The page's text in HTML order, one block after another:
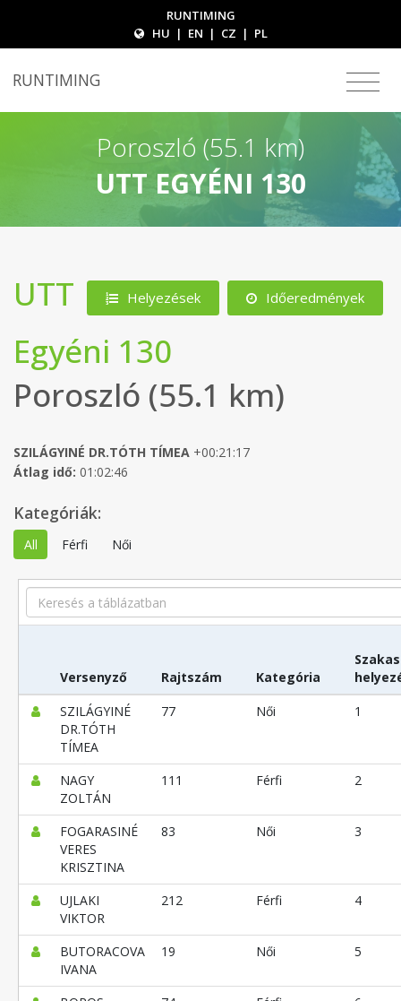
RUNTIMING
HU | EN | CZ | PL
RUNTIMING
Poroszló (55.1 km)
UTT EGYÉNI 130
Helyezések Időeredmények
UTT
Egyéni 130
Poroszló (55.1 km)
SZILÁGYINÉ DR.TÓTH TÍMEA +00:21:17
Átlag idő: 01:02:46
Kategóriák:
All Férfi Női
Search
Versenyző Rajtszám Kategória
SZILÁGYINÉ
DR.TÓTH
TÍMEA
77 Női 1
NAGY
ZOLTÁN
111 Férfi 2
FOGARASINÉ
VERES
KRISZTINA
83 Női 3
UJLAKI
VIKTOR
212 Férfi 4
BUTORACOVA
IVANA
19 Női 5